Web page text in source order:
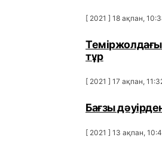
[ 2021 ] 18 ақпан,
тұр
[ 2021 ] 17 ақпан,
Бағзы
[ 2021 ] 13 ақпан,